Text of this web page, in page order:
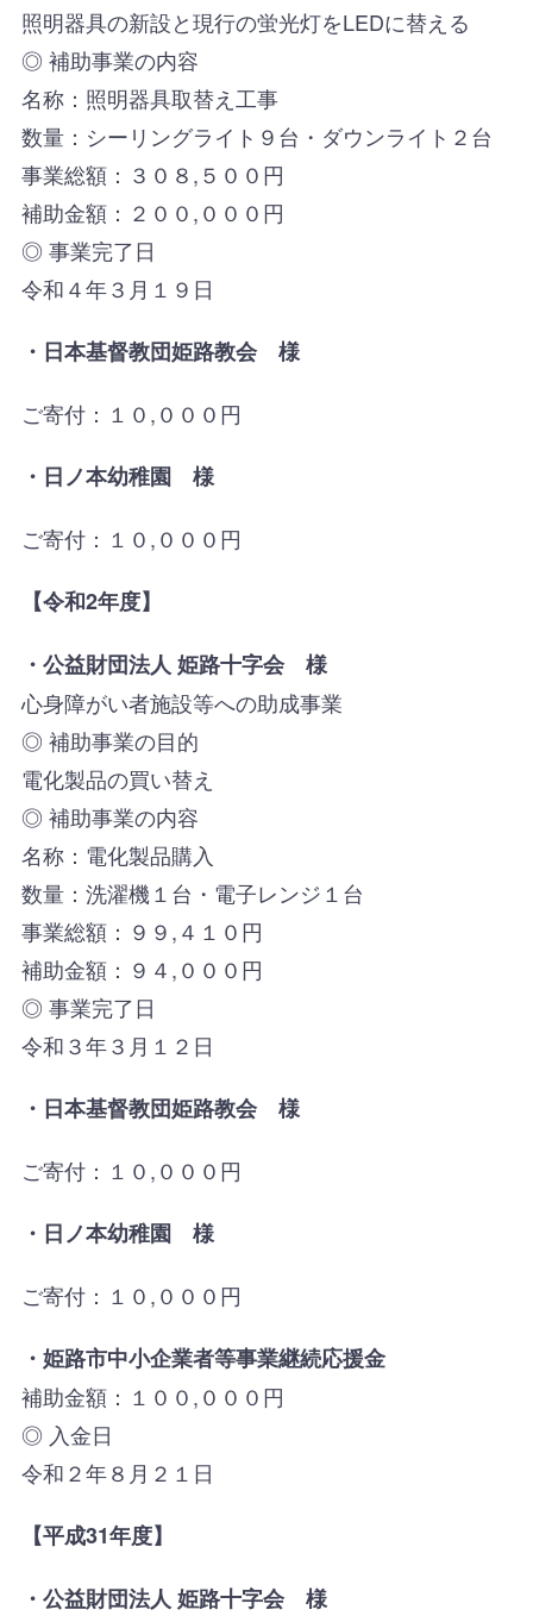
照明器具の新設と現行の蛍光灯をLEDに替える
◎ 補助事業の内容
名称：照明器具取替え工事
数量：シーリングライト９台・ダウンライト２台
事業総額：３０８,５００円
補助金額：２００,０００円
◎ 事業完了日
令和４年３月１９日
・日本基督教団姫路教会 様
ご寄付：１０,０００円
・日ノ本幼稚園 様
ご寄付：１０,０００円
【令和2年度】
・ 公益財団法人 姫路十字会 様
心身障がい者施設等への助成事業
◎ 補助事業の目的
電化製品の買い替え
◎ 補助事業の内容
名称：電化製品購入
数量：洗濯機１台・電子レンジ１台
事業総額：９９,４１０円
補助金額：９４,０００円
◎ 事業完了日
令和３年３月１２日
・日本基督教団姫路教会 様
ご寄付：１０,０００円
・日ノ本幼稚園 様
ご寄付：１０,０００円
・姫路市中小企業者等事業継続応援金
補助金額：１００,０００円
◎ 入金日
令和２年８月２１日
【平成31年度】
・ 公益財団法人 姫路十字会 様